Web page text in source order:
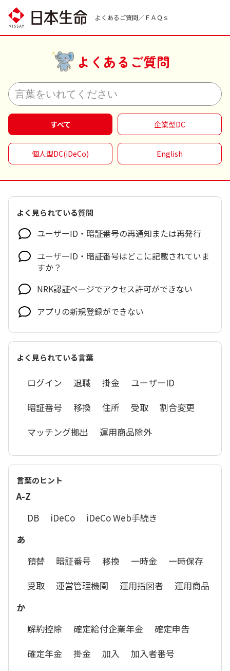
よくあるご質問
すべて 企業型DC
個人型DC(iDeCo) English
よく見られている質問
ユーザーID・暗証番号の再通知または再発行
ユーザーID・暗証番号はどこに記載されていま
すか？
NRK認証ページでアクセス許可ができない
アプリの新規登録ができない
よく見られている言葉
ログイン 退職 掛金
ユーザーID
暗証番号
移換 住所 受取
割合変更
マッチング拠出
運用商品除外
言葉のヒント
A-Z
DB
iDeCo
iDeCo Web手続き
あ
預替
暗証番号 移換 一時金
一時保存
受取
運営管理機関 運用指図者
運用商品
か
解約控除
確定給付企業年金
確定申告
確定年金
掛金 加入
加入者番号